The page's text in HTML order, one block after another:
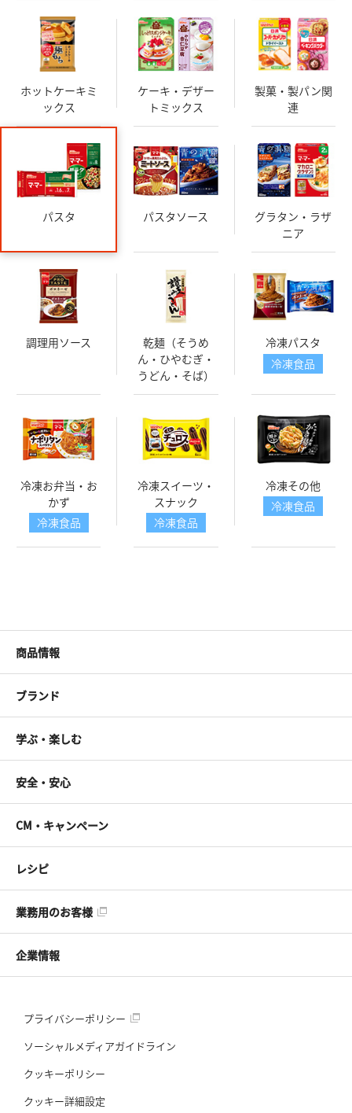
ホットケーキミ
ックス
ケーキ・デザー
トミックス
製菓・製パン関
連
パスタ パスタソース
グラタン・ラザ
ニア
調理用ソース
乾麺（そうめ
ん・ひやむぎ・
うどん・そば）
冷凍パスタ
冷凍食品
冷凍お弁当・お
かず
冷凍食品
冷凍スイーツ・
スナック
冷凍食品
冷凍その他
冷凍食品
商品情報
ブランド
学ぶ・楽しむ
安全・安心
CM・キャンペーン
レシピ
業務用のお客様
企業情報
プライバシーポリシー
ソーシャルメディアガイドライン
クッキーポリシー
クッキー詳細設定